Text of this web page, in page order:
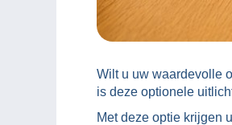
Wilt u uw waardevolle
is deze optionele
Met deze optie krijgen